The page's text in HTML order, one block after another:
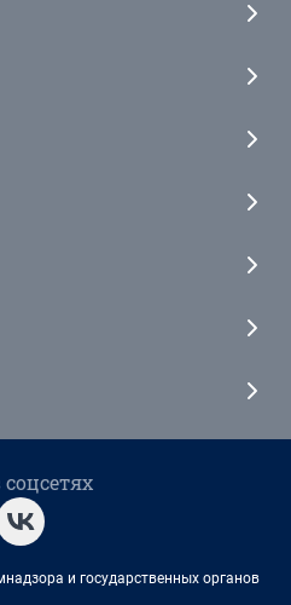
и государственных органов